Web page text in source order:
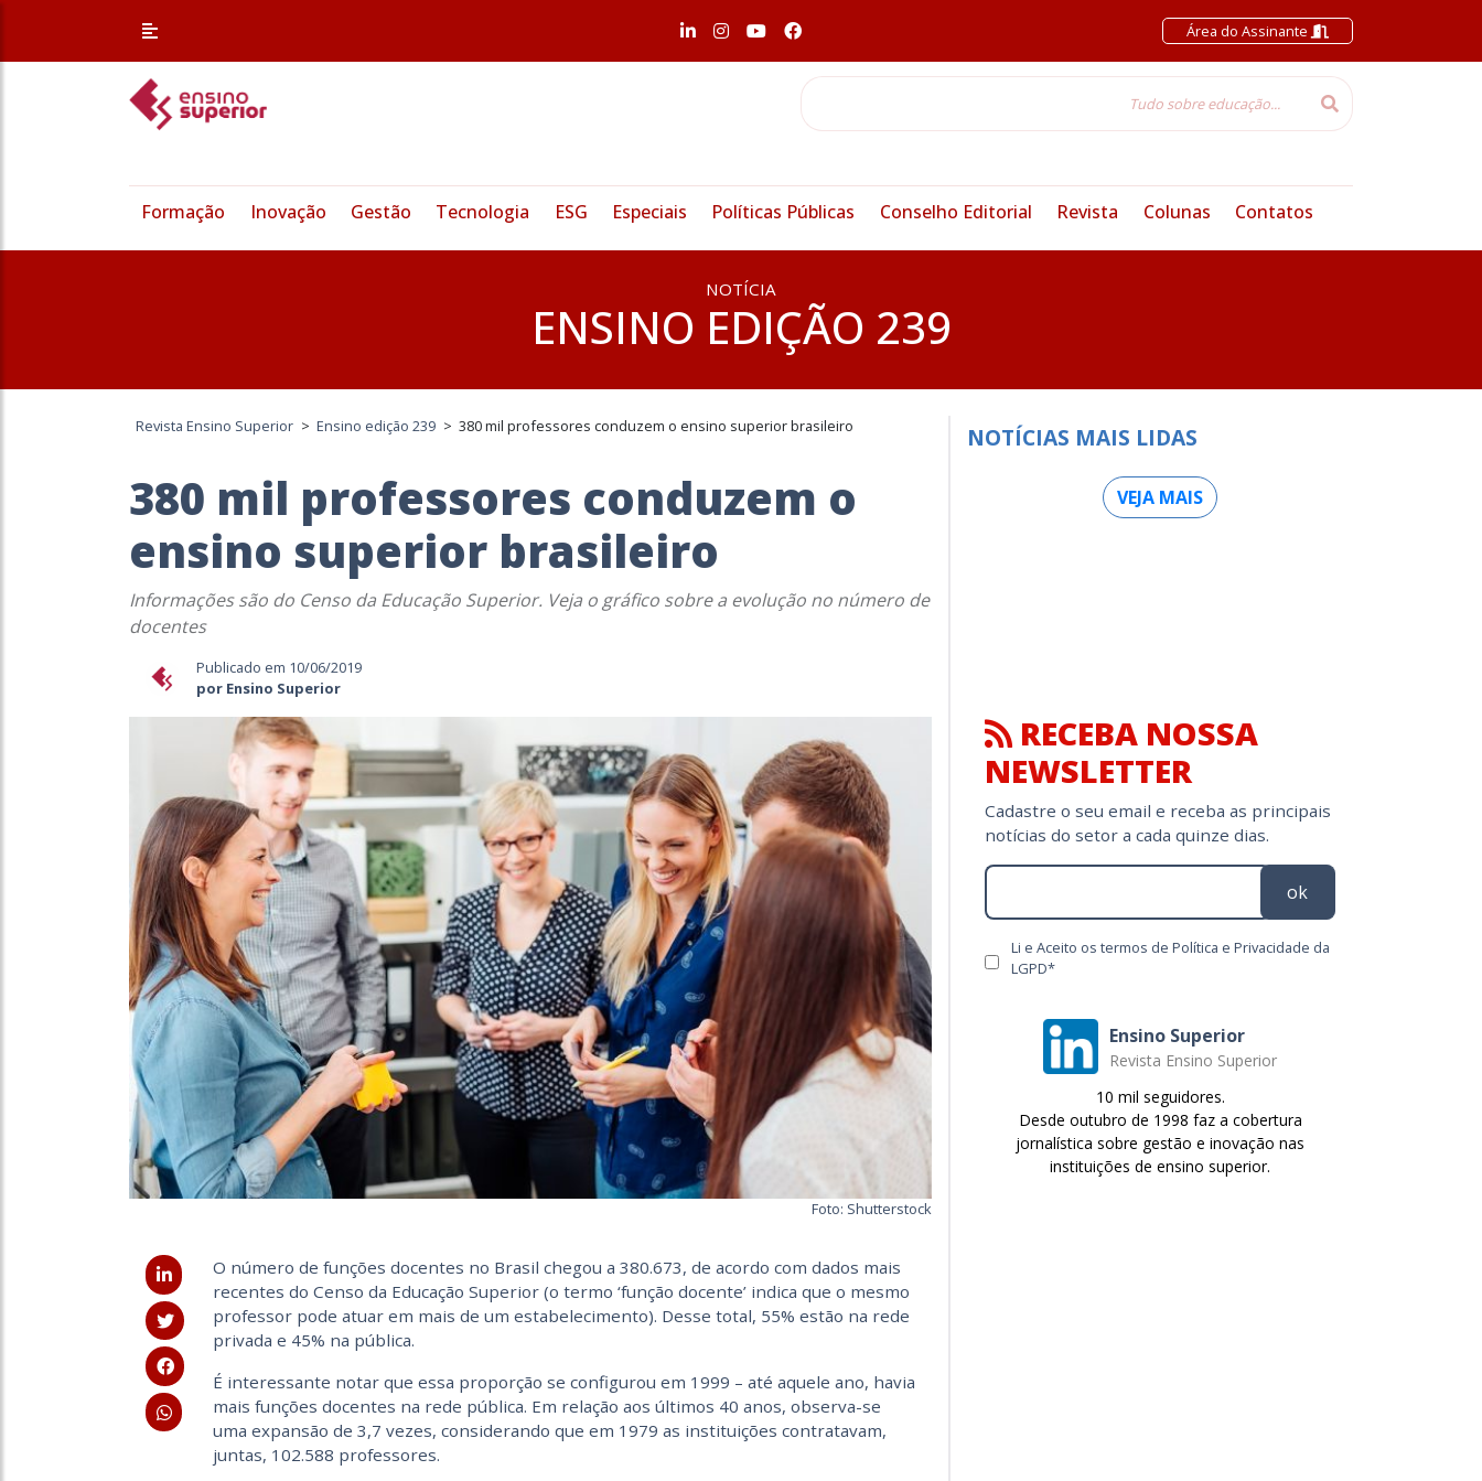
Área do Assinante
Formação Inovação Gestão Tecnologia ESG Especiais Políticas Públicas Conselho Editorial Revista Colunas Contatos
NOTÍCIA
ENSINO EDIÇÃO 239
Revista Ensino Superior > Ensino edição 239 > 380 mil professores conduzem o ensino superior brasileiro
380 mil professores conduzem o
ensino superior brasileiro
Informações são do Censo da Educação Superior. Veja o gráfico sobre a evolução no número de
docentes
Publicado em 10/06/2019
por Ensino Superior
Foto: Shutterstock
O número de funções docentes no Brasil chegou a 380.673, de acordo com dados mais
recentes do Censo da Educação Superior (o termo ‘função docente’ indica que o mesmo
professor pode atuar em mais de um estabelecimento). Desse total, 55% estão na rede
privada e 45% na pública.
É interessante notar que essa proporção se configurou em 1999 – até aquele ano, havia
mais funções docentes na rede pública. Em relação aos últimos 40 anos, observa-se
uma expansão de 3,7 vezes, considerando que em 1979 as instituições contratavam,
juntas, 102.588 professores.
NOTÍCIAS MAIS LIDAS
VEJA MAIS
RECEBA NOSSA
NEWSLETTER
Cadastre o seu email e receba as principais
notícias do setor a cada quinze dias.
ok
Li e Aceito os termos de Política e Privacidade da
LGPD*
Ensino Superior
Revista Ensino Superior
10 mil seguidores.
Desde outubro de 1998 faz a cobertura
jornalística sobre gestão e inovação nas
instituições de ensino superior.